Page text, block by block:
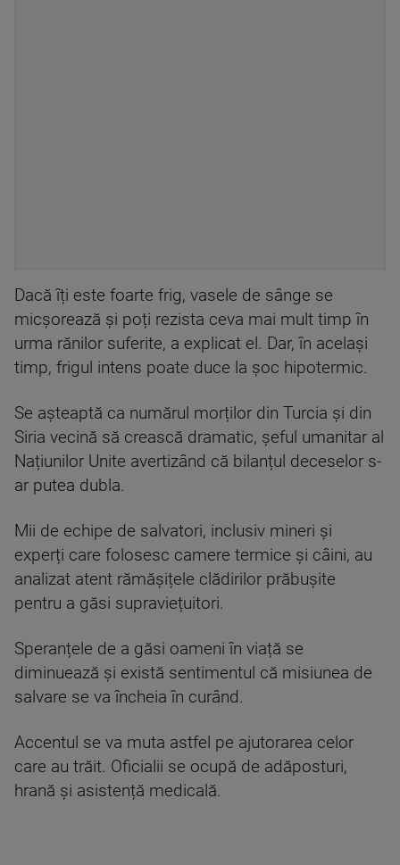
Dacă îți este foarte frig, vasele de sânge se
micșorează și poți rezista ceva mai mult timp în
urma rănilor suferite, a explicat el. Dar, în același
timp, frigul intens poate duce la șoc hipotermic.
Se așteaptă ca numărul morților din Turcia și din
Siria vecină să crească dramatic, șeful umanitar al
Națiunilor Unite avertizând că bilanțul deceselor s-
ar putea dubla.
Mii de echipe de salvatori, inclusiv mineri și
experți care folosesc camere termice și câini, au
analizat atent rămășițele clădirilor prăbușite
pentru a găsi supraviețuitori.
Speranțele de a găsi oameni în viață se
diminuează și există sentimentul că misiunea de
salvare se va încheia în curând.
Accentul se va muta astfel pe ajutorarea celor
care au trăit. Oficialii se ocupă de adăposturi,
hrană și asistență medicală.